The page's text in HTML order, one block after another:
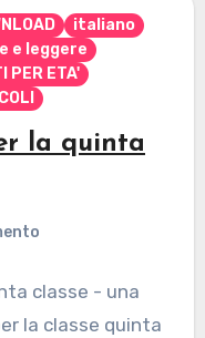
italiano
e leggere
PER ETA'
la quinta
classe - una
la classe quinta